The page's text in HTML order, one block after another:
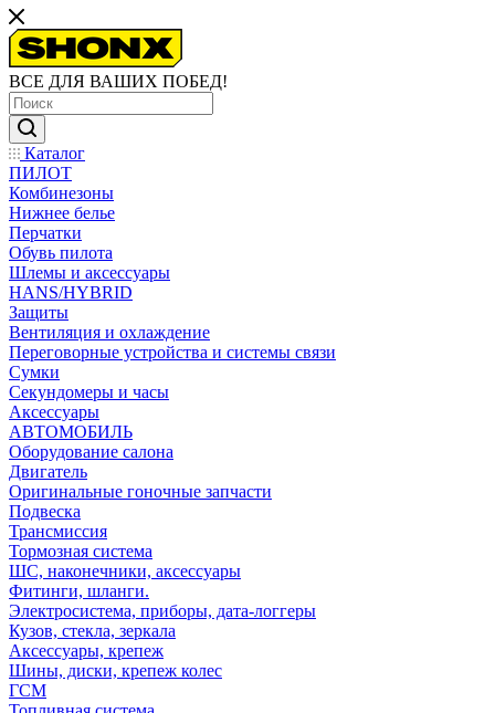
ВСЕ ДЛЯ ВАШИХ ПОБЕД!
Каталог
ПИЛОТ
Комбинезоны
Нижнее белье
Перчатки
Обувь пилота
Шлемы и аксессуары
HANS/HYBRID
Защиты
Вентиляция и охлаждение
Переговорные устройства и системы связи
Сумки
Секундомеры и часы
Аксессуары
АВТОМОБИЛЬ
Оборудование салона
Двигатель
Оригинальные гоночные запчасти
Подвеска
Трансмиссия
Тормозная система
ШС, наконечники, аксессуары
Фитинги, шланги.
Электросистема, приборы, дата-логгеры
Кузов, стекла, зеркала
Аксессуары, крепеж
Шины, диски, крепеж колес
ГСМ